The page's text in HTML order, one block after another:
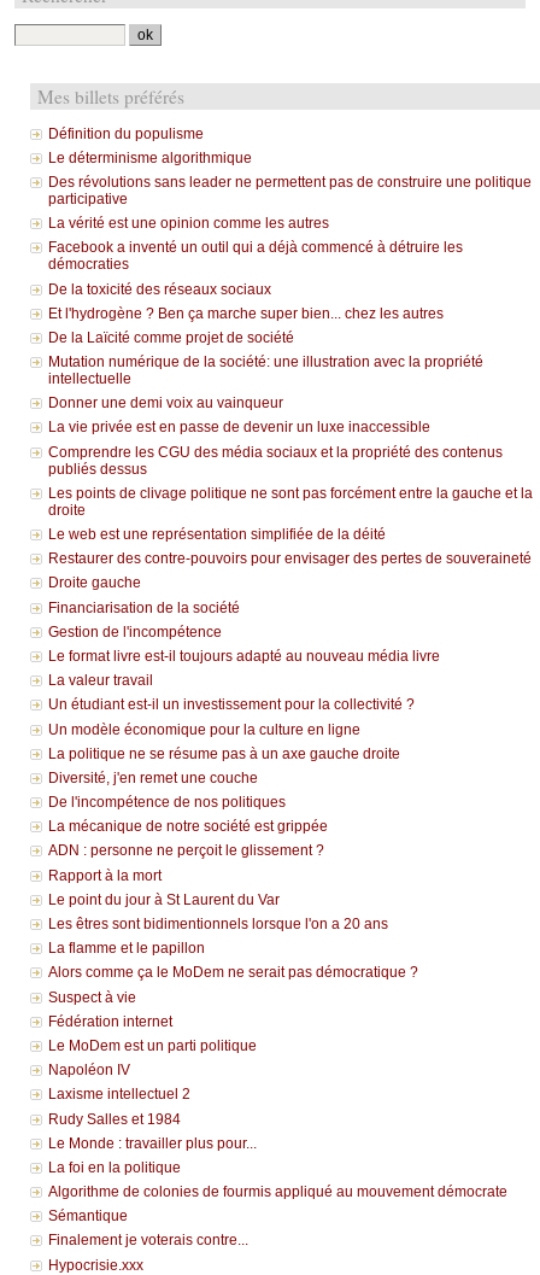
Mes billets préférés
Définition du populisme
Le déterminisme algorithmique
Des révolutions sans leader ne permettent pas de construire une politique
participative
La vérité est une opinion comme les autres
Facebook a inventé un outil qui a déjà commencé à détruire les
démocraties
De la toxicité des réseaux sociaux
Et l'hydrogène ? Ben ça marche super bien... chez les autres
De la Laïcité comme projet de société
Mutation numérique de la société: une illustration avec la propriété
intellectuelle
Donner une demi voix au vainqueur
La vie privée est en passe de devenir un luxe inaccessible
Comprendre les CGU des média sociaux et la propriété des contenus
publiés dessus
Les points de clivage politique ne sont pas forcément entre la gauche et la
droite
Le web est une représentation simplifiée de la déité
Restaurer des contre-pouvoirs pour envisager des pertes de souveraineté
Droite gauche
Financiarisation de la société
Gestion de l'incompétence
Le format livre est-il toujours adapté au nouveau média livre
La valeur travail
Un étudiant est-il un investissement pour la collectivité ?
Un modèle économique pour la culture en ligne
La politique ne se résume pas à un axe gauche droite
Diversité, j'en remet une couche
De l'incompétence de nos politiques
La mécanique de notre société est grippée
ADN : personne ne perçoit le glissement ?
Rapport à la mort
Le point du jour à St Laurent du Var
Les êtres sont bidimentionnels lorsque l'on a 20 ans
La flamme et le papillon
Alors comme ça le MoDem ne serait pas démocratique ?
Suspect à vie
Fédération internet
Le MoDem est un parti politique
Napoléon IV
Laxisme intellectuel 2
Rudy Salles et 1984
Le Monde : travailler plus pour...
La foi en la politique
Algorithme de colonies de fourmis appliqué au mouvement démocrate
Sémantique
Finalement je voterais contre...
Hypocrisie.xxx